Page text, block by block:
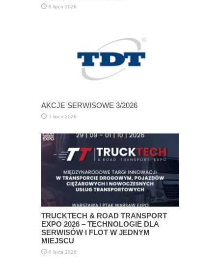
8 lipca 2026
AKCJE SERWISOWE 3/2026
7 lipca 2026
TRUCKTECH & ROAD TRANSPORT
EXPO 2026 – TECHNOLOGIE DLA
SERWISÓW I FLOT W JEDNYM
MIEJSCU
6 lipca 2026